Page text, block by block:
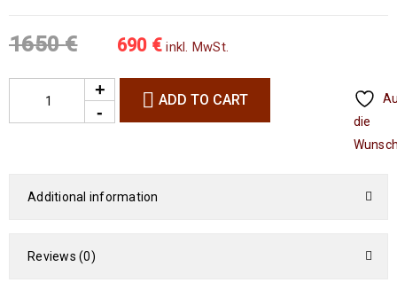
1650€ 690 € inkl. MwSt.
ADD TO CART
die
Additional information
Reviews (0)